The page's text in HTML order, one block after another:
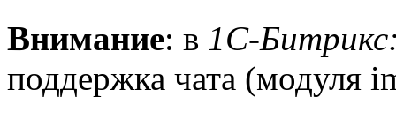
Внимание: в 1С-
поддержка чата (модуля